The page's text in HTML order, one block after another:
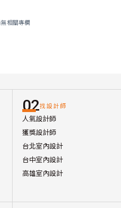
無相關專欄
02找設計師
人氣設計師
獲獎設計師
台北室內設計
台中室內設計
高雄室內設計